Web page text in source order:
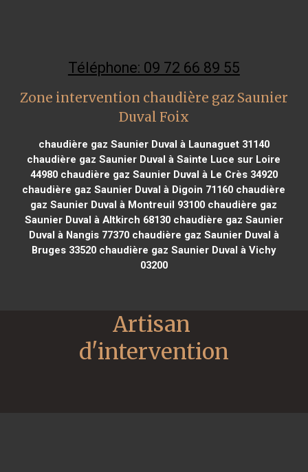
Téléphone: 09 72 66 89 55
Zone intervention chaudière gaz Saunier
Duval Foix
chaudière gaz Saunier Duval à Launaguet 31140
chaudière gaz Saunier Duval à Sainte Luce sur Loire
44980chaudière gaz Saunier Duval à Le Crès 34920
chaudière gaz Saunier Duval à Digoin 71160 chaudière
gaz Saunier Duval à Montreuil 93100 chaudière gaz
Saunier Duval à Altkirch 68130chaudière gaz Saunier
Duval à Nangis 77370chaudière gaz Saunier Duval à
Bruges 33520 chaudière gaz Saunier Duval à Vichy
03200
Artisan
d'intervention